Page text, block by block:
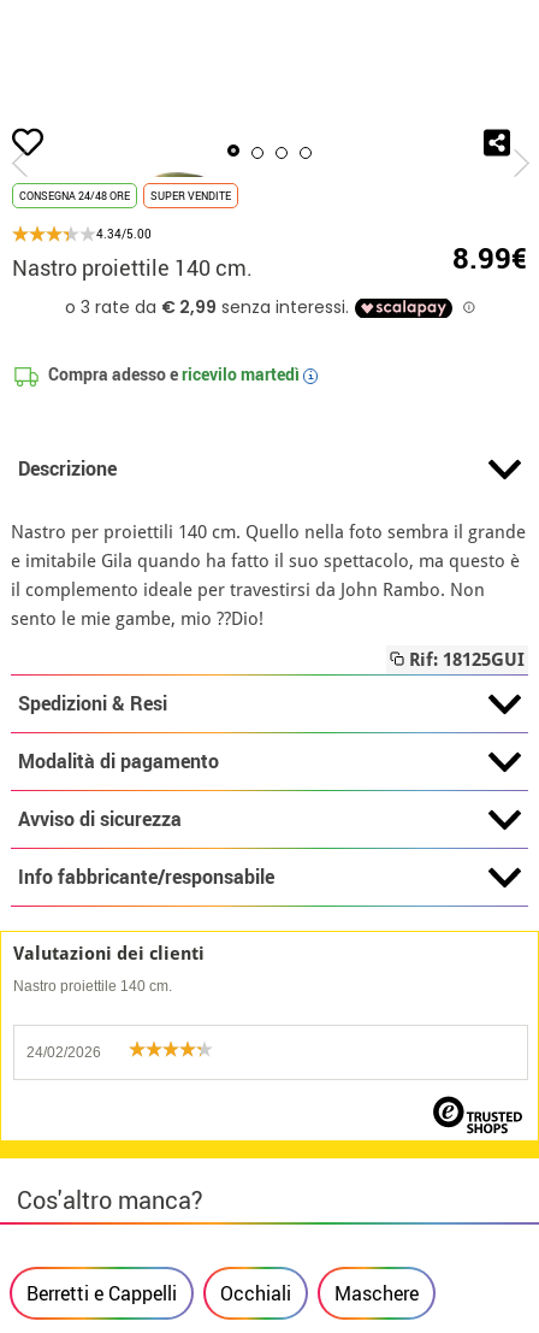
Inizio
CONSEGNA 24/48 ORE SUPER VENDITE
4.34/5.00
Nastro proiettile 140 cm. 8.99€
Compra adesso ericevilomartedì i
Descrizione
Nastro per proiettili 140 cm. Quello nella foto sembra il grande
e imitabile Gila quando ha fatto il suo spettacolo, ma questo è
il complemento ideale per travestirsi da John Rambo. Non
sento le mie gambe, mio ??Dio!
Rif: 18125GUI
Spedizioni & Resi
Modalità di pagamento
Avviso di sicurezza
Info fabbricante/responsabile
Valutazioni dei clienti
Nastro proiettile 140 cm.
24/02/2026
Cos'altro manca?
Berretti e Cappelli Occhiali Maschere